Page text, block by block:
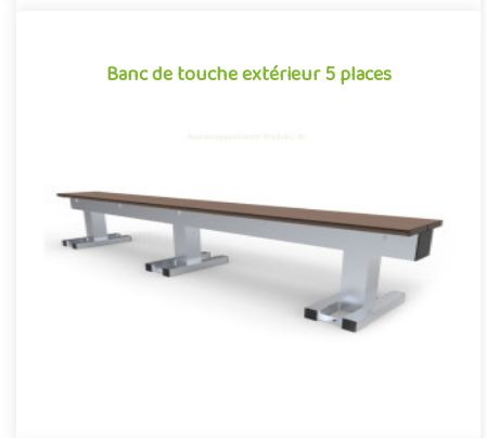
Banc de touche extérieur 5 places
Banc de touche 5 places pour aménagements sportifs
extérieurs, conjuguant confort et robustesse autour d’un design
aux finiti..
Offre partenaire